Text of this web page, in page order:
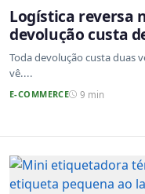
Logística reversa
devolução custa
Toda devolução custa duas
vê....
E-COMMERCE 9 min